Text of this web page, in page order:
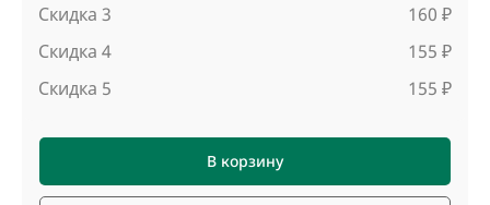
Скидка 3
160 ₽
Скидка 4
155 ₽
Скидка 5
155 ₽
В корзину